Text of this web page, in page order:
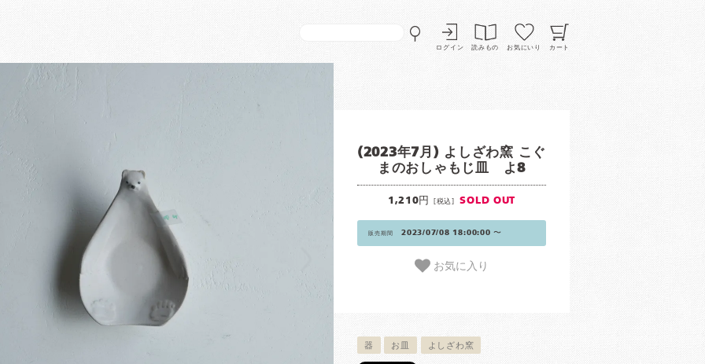
ログイン 読みもの お気にいり カート
(2023年7月) よしざわ窯 こぐ
まのおしゃもじ皿 よ8
1,210円 [税込] SOLD OUT
販売期間 2023/07/08 18:00:00 〜
お気に入り
器 お皿 よしざわ窯